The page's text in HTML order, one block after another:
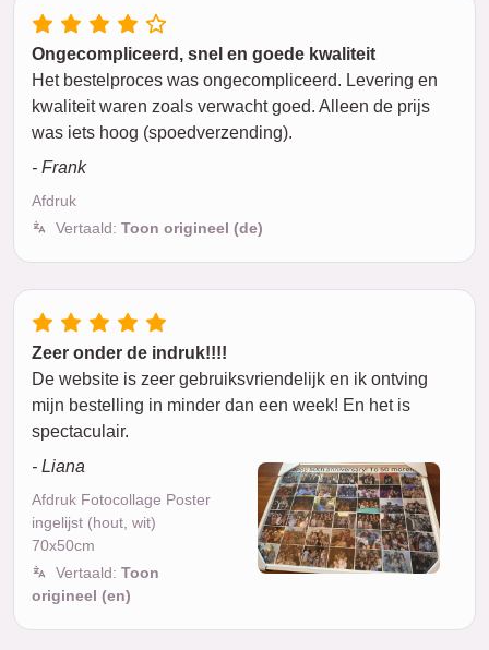
Ongecompliceerd, snel en goede kwaliteit
Het bestelproces was ongecompliceerd. Levering en
kwaliteit waren zoals verwacht goed. Alleen de prijs
was iets hoog (spoedverzending).
- Frank
Afdruk
Vertaald: Toon origineel (de)
Zeer onder de indruk!!!!
De website is zeer gebruiksvriendelijk en ik ontving
mijn bestelling in minder dan een week! En het is
spectaculair.
- Liana
Afdruk Fotocollage Poster
ingelijst (hout, wit)
70x50cm
Vertaald: Toon
origineel (en)